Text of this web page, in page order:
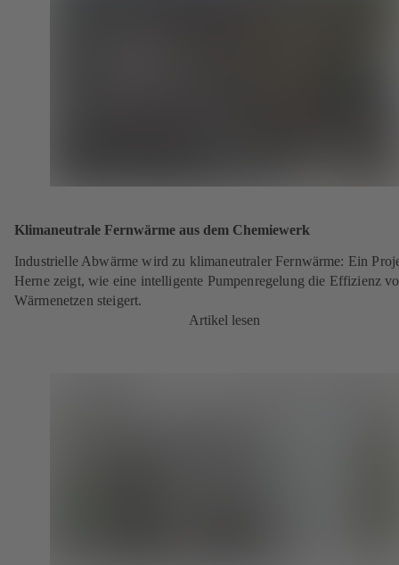
Klimaneutrale Fernwärme aus dem Chemiewerk
Industrielle Abwärme wird zu klimaneutraler Fernwärme: Ein
Herne zeigt, wie eine intelligente Pumpenregelung die Effizienz
Wärmenetzen steigert.
Artikel lesen